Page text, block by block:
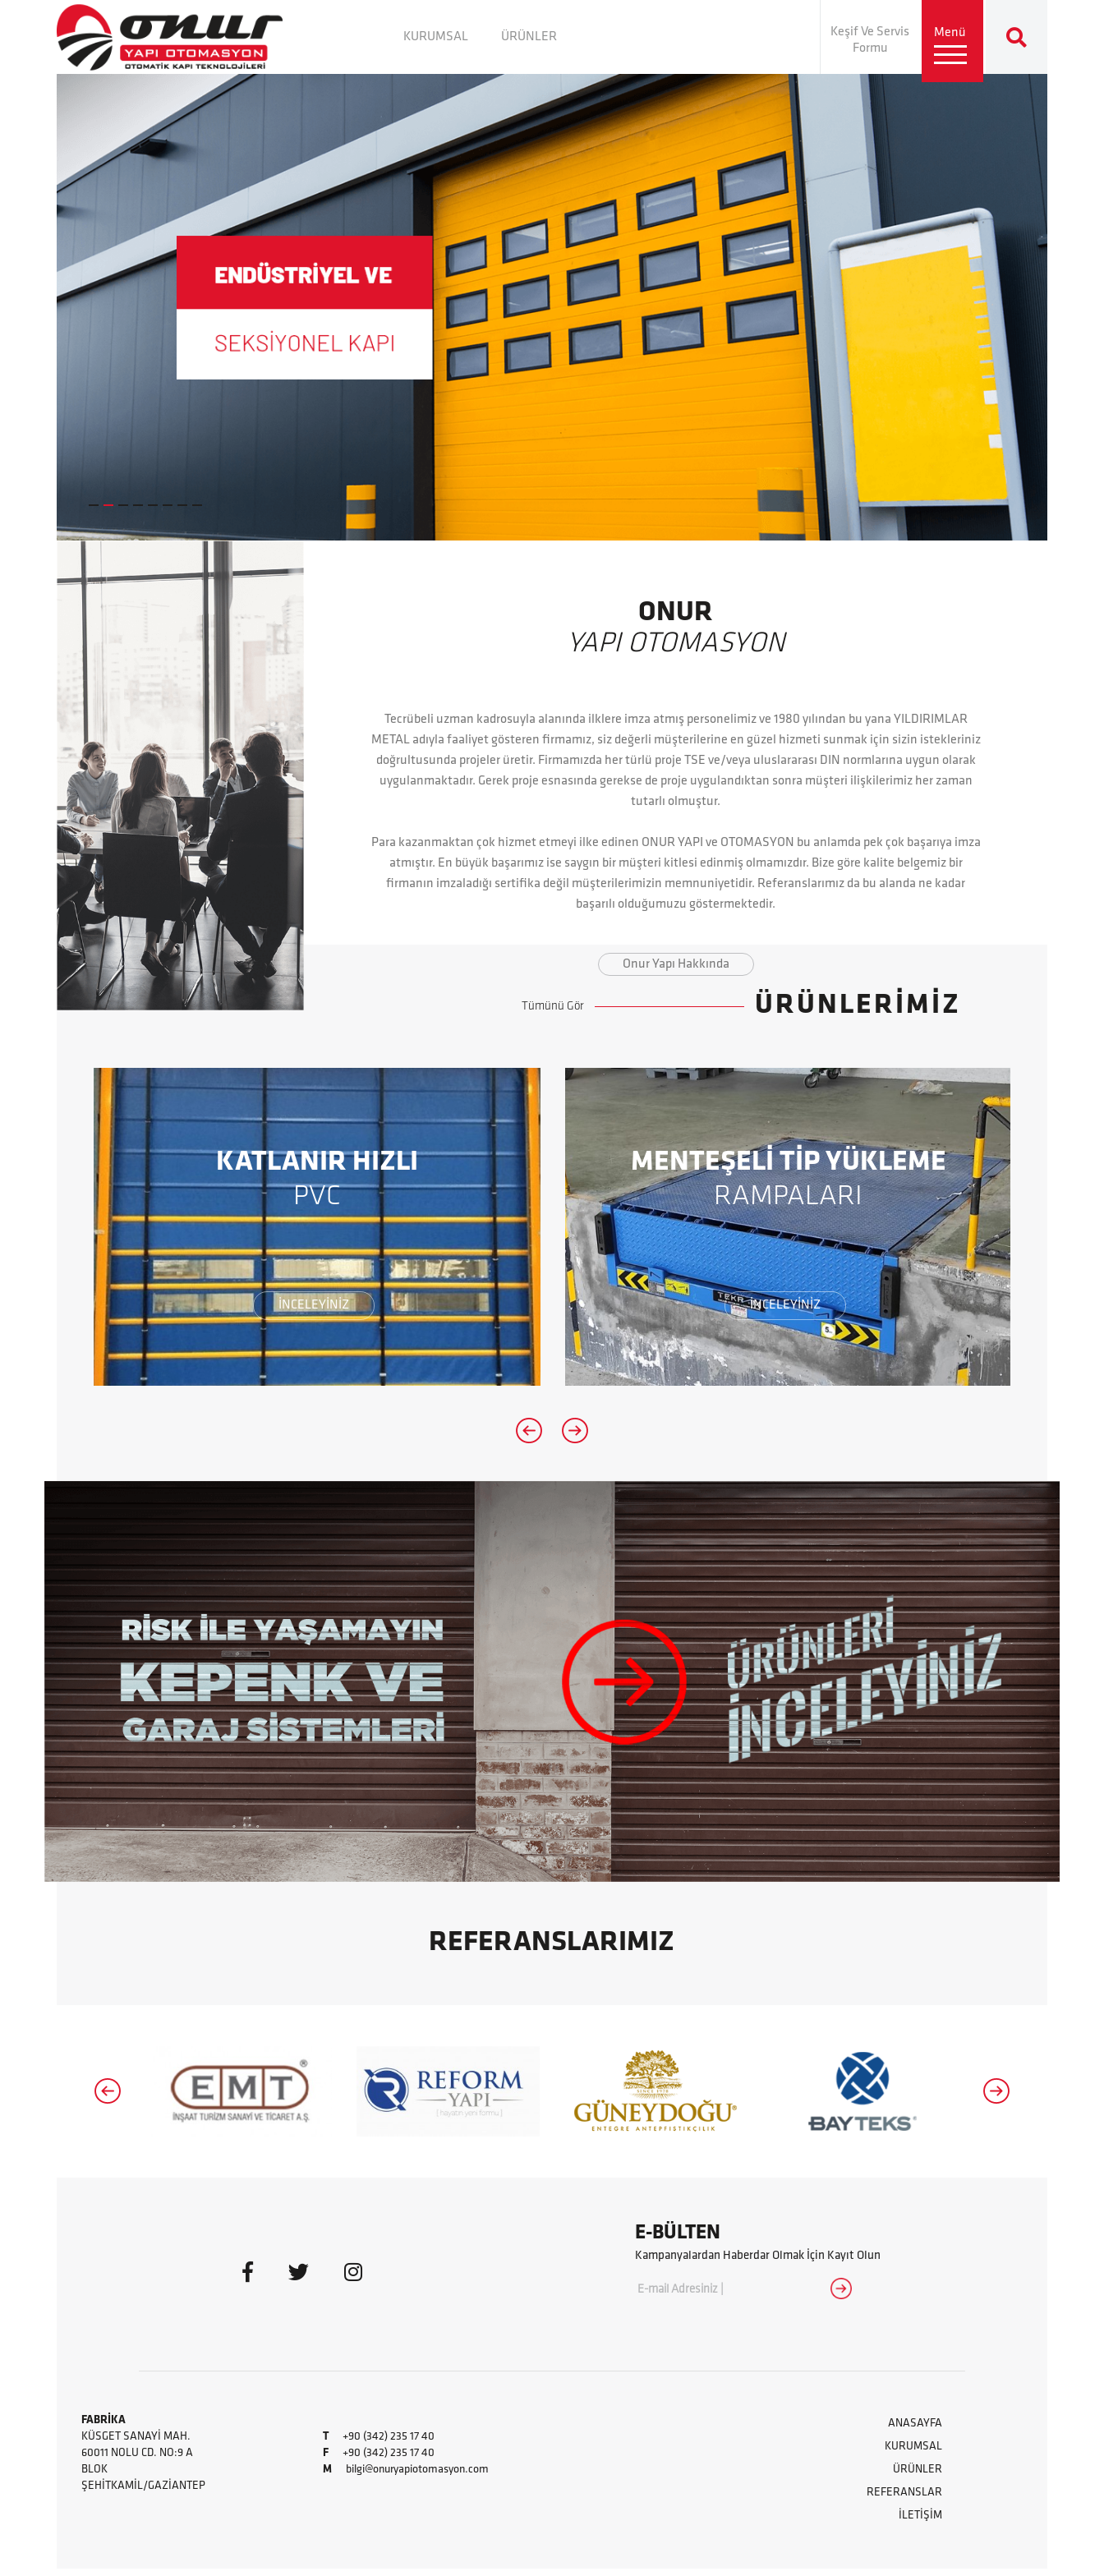
KURUMSAL ÜRÜNLER
Keşif Ve Servis
Formu
Menü
ONUR
YAPI OTOMASYON
Tecrübeli uzman kadrosuyla alanında ilklere imza atmış personelimiz ve 1980 yılından bu yana YILDIRIMLAR
METAL adıyla faaliyet gösteren firmamız, siz değerli müşterilerine en güzel hizmeti sunmak için sizin istekleriniz
doğrultusunda projeler üretir. Firmamızda her türlü proje TSE ve/veya uluslararası DIN normlarına uygun olarak
uygulanmaktadır. Gerek proje esnasında gerekse de proje uygulandıktan sonra müşteri ilişkilerimiz her zaman
tutarlı olmuştur.
Para kazanmaktan çok hizmet etmeyi ilke edinen ONUR YAPI ve OTOMASYON bu anlamda pek çok başarıya imza
atmıştır. En büyük başarımız ise saygın bir müşteri kitlesi edinmiş olmamızdır. Bize göre kalite belgemiz bir
firmanın imzaladığı sertifika değil müşterilerimizin memnuniyetidir. Referanslarımız da bu alanda ne kadar
başarılı olduğumuzu göstermektedir.
Onur Yapı Hakkında
Tümünü Gör ÜRÜNLERİMİZ
KATLANIR HIZLI
PVC
İNCELEYİNİZ
MENTEŞELİ TİP YÜKLEME
RAMPALARI
İNCELEYİNİZ
REFERANSLARIMIZ
E-BÜLTEN
Kampanyalardan Haberdar Olmak İçin Kayıt Olun
E-mail Adresiniz |
FABRİKA
KÜSGET SANAYI MAH.
60011 NOLU CD. NO:9 A
BLOK
ŞEHITKAMIL/GAZIANTEP
T
+90 (342) 235 17 40
F+90 (342) 235 17 40
M
bilgi@onuryapiotomasyon.com
ANASAYFA
KURUMSAL
ÜRÜNLER
REFERANSLAR
İLETİŞİM